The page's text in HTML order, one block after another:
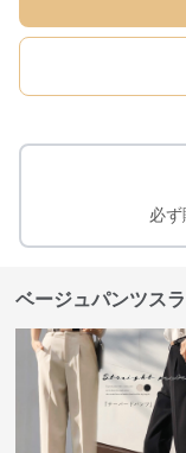
必ず
ベージュパンツス